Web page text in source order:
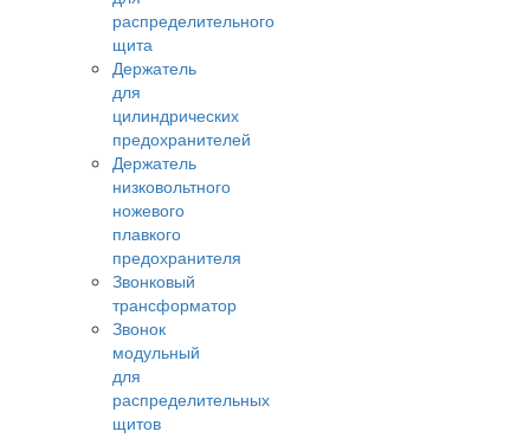
распределительного
щита
Держатель
для
цилиндрических
предохранителей
Держатель
низковольтного
ножевого
плавкого
предохранителя
Звонковый
трансформатор
Звонок
модульный
для
распределительных
щитов